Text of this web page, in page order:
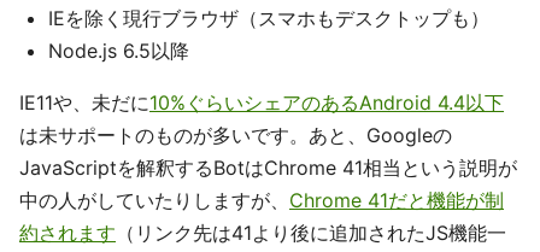
IEを除く現行ブラウザ（スマホもデスクトップも）
Node.js 6.5以降
IE11や、未だに10%ぐらいシェアのあるAndroid 4.4以下
は未サポートのものが多いです。あと、Googleの
JavaScriptを解釈するBotはChrome 41相当という説明が
中の人がしていたりしますが、 Chrome 41だと機能が制
約されます （リンク先は41より後に追加されたJS機能一